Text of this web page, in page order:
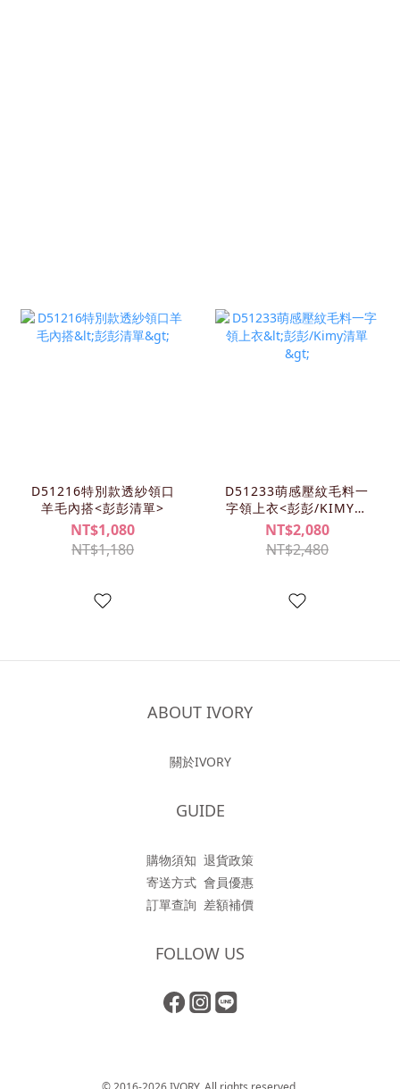
D51216特別款透紗領口
羊毛內搭<彭彭清單>
NT$1,080
NT$1,180
D51233萌感壓紋毛料一
字領上衣<彭彭/KIMY清
單>
NT$2,080
NT$2,480
ABOUT IVORY
關於IVORY
GUIDE
購物須知 退貨政策
寄送方式 會員優惠
訂單查詢 差額補價
FOLLOW US